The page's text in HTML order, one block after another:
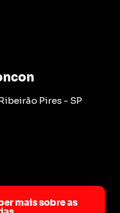
Pires - SP
mais sobre as